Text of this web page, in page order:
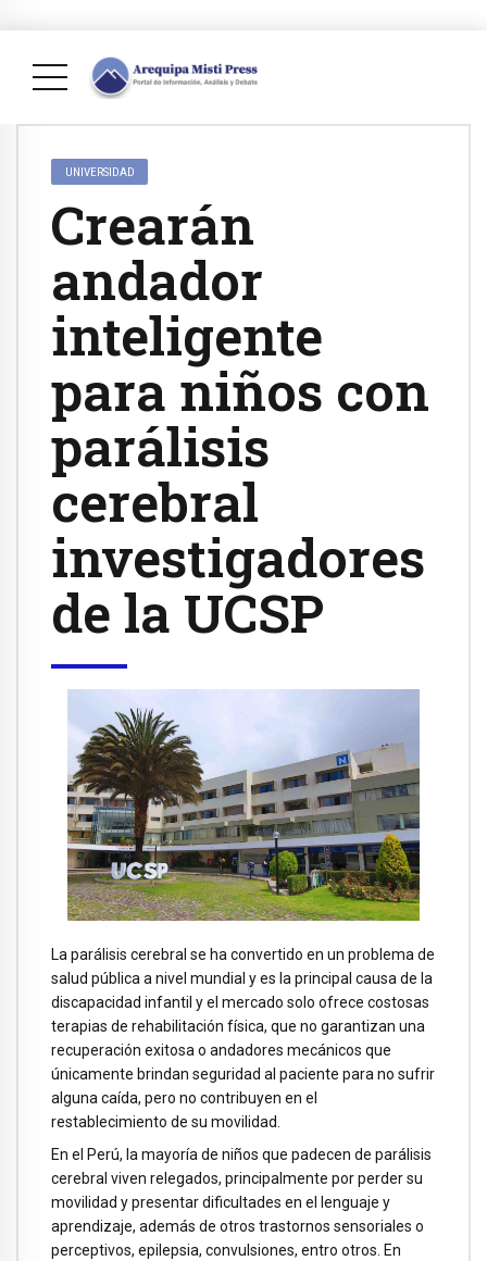
UNIVERSIDAD
Crearán
andador
inteligente
para niños con
parálisis
cerebral
investigadores
de la UCSP
La parálisis cerebral se ha convertido en un problema de
salud pública a nivel mundial y es la principal causa de la
discapacidad infantil y el mercado solo ofrece costosas
terapias de rehabilitación física, que no garantizan una
recuperación exitosa o andadores mecánicos que
únicamente brindan seguridad al paciente para no sufrir
alguna caída, pero no contribuyen en el
restablecimiento de su movilidad.
En el Perú, la mayoría de niños que padecen de parálisis
cerebral viven relegados, principalmente por perder su
movilidad y presentar dificultades en el lenguaje y
aprendizaje, además de otros trastornos sensoriales o
perceptivos, epilepsia, convulsiones, entro otros. En